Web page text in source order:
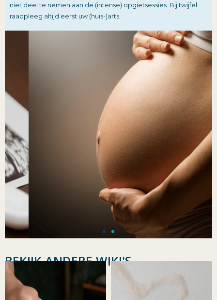
niet deel te nemen aan de (intense) opgietsessies. Bij twijfel:
raadpleeg altijd eerst uw (huis-)arts.
BEKIJK ANDERE WIKI'S